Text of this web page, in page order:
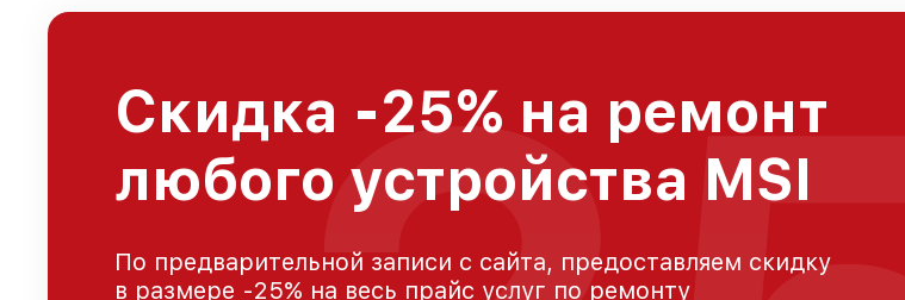
Скидка -25% на ремонт
любого устройства MSI
По предварительной записи с сайта, предоставляем скидку
в размере -25% на весь прайс услуг по ремонту